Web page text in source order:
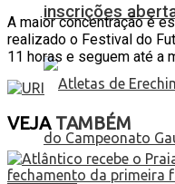
inscrições
A maior concentração é
realizado o Festival do
11 horas e seguem até a
VEJATAMBÉM